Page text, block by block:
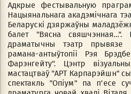
Адкрые фестывальную
Нацыянальнага акадэмічнага
Беларускі дзяржаўны
балет "Вясна свяшчэнная...".
драматычны тэатр прывязе
рамана-антыўтопіі Рэя
Фарэнгейту". Цэнтр
мастацтваў "АРТ Карпарэйшн"
спектакль "Опіум" па п'есе